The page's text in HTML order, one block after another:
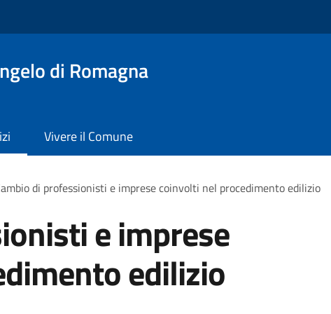
di Romagna
Vivere il Comune
di professionisti e imprese coinvolti nel procedimento edilizio
e imprese
edilizio